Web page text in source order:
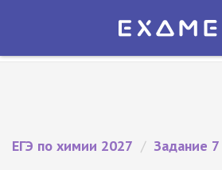
Экзамер — ЕГЭ 2027
ЕГЭ по химии 2027 / Задание 7